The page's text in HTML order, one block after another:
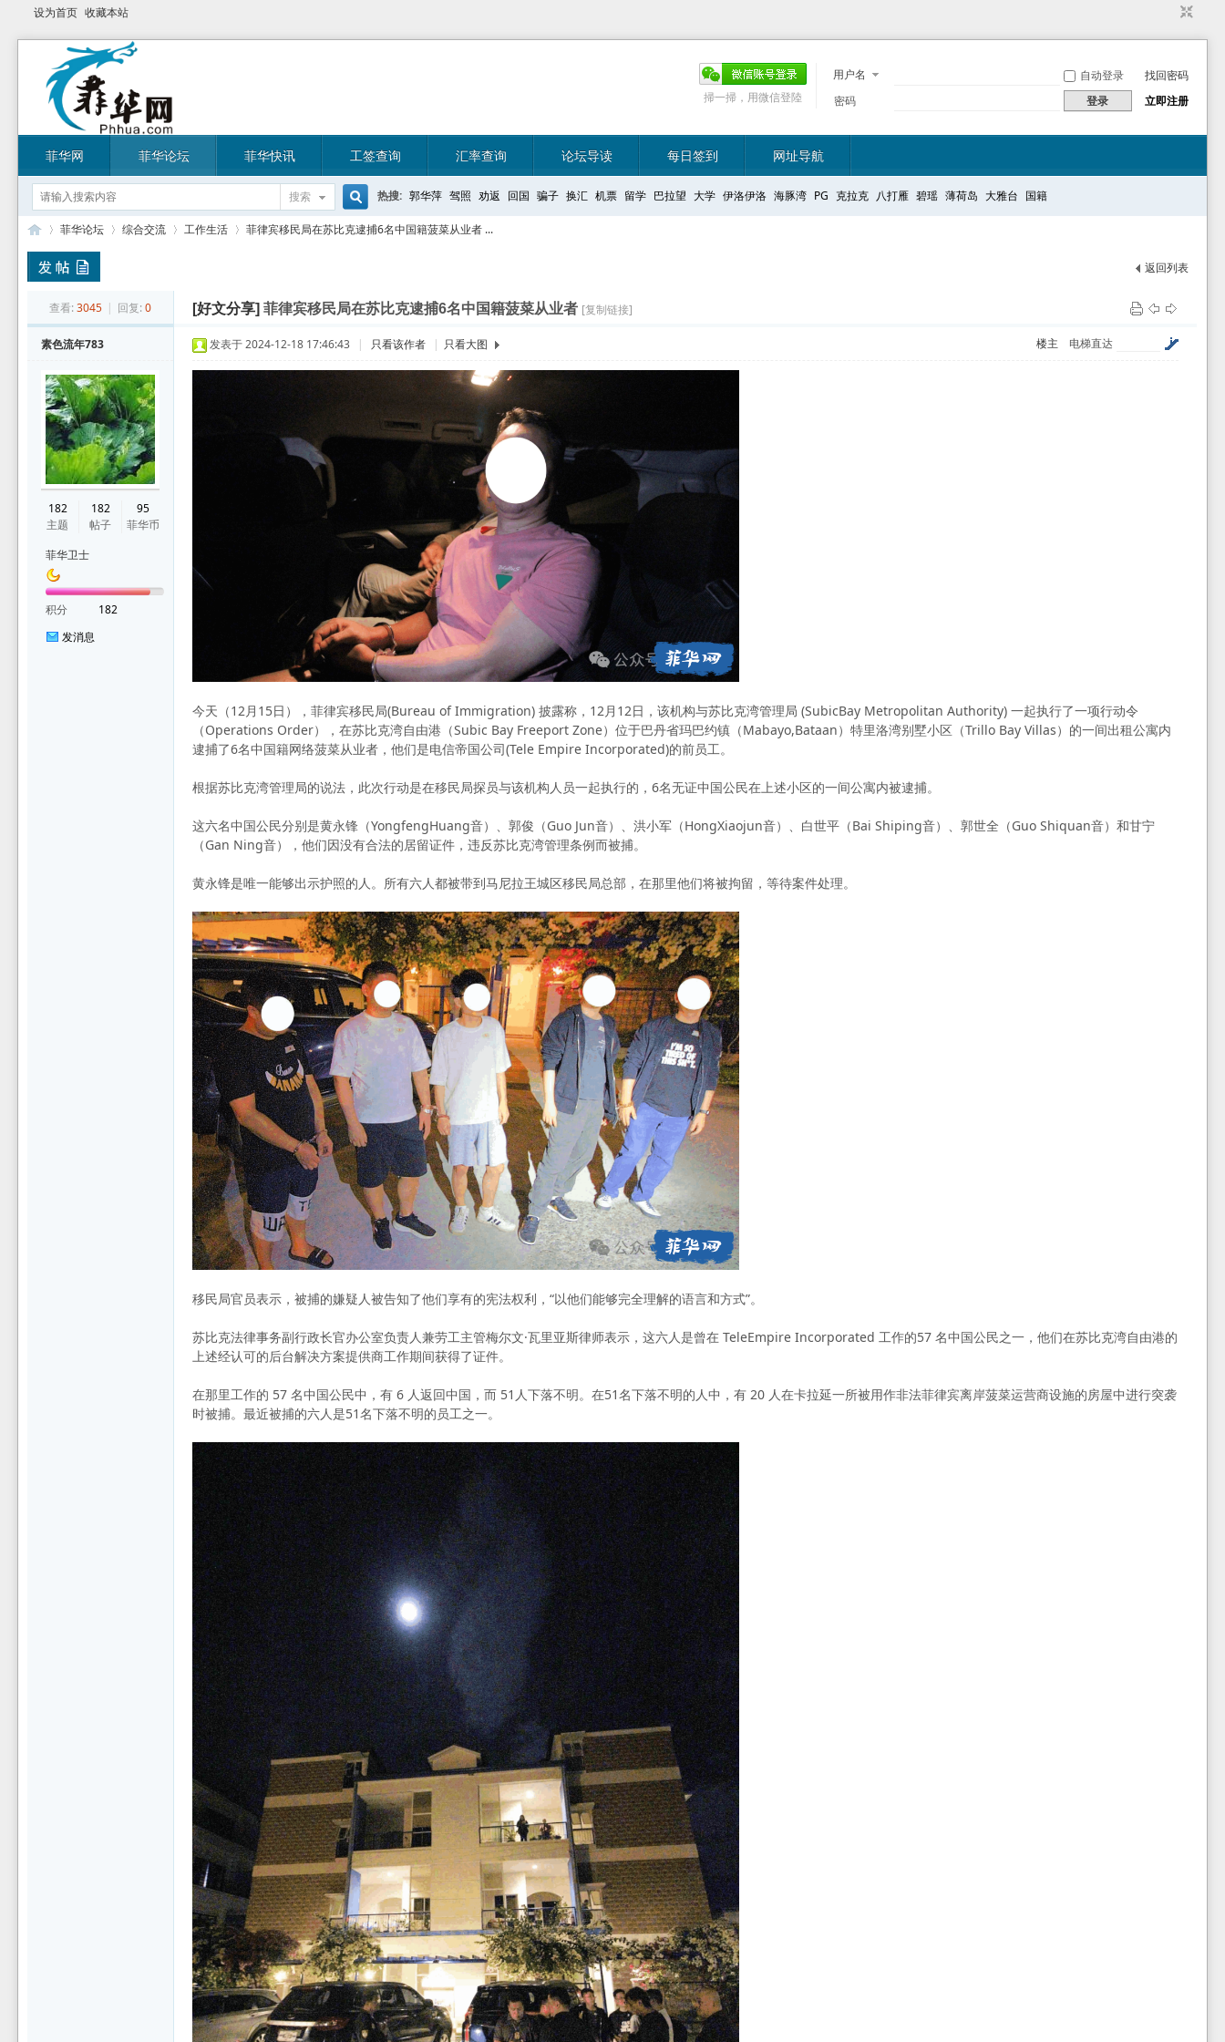
设为首页 收藏本站
用户名 自动登录
找回密码
密码
登录 立即注册
掃一掃，用微信登陸
菲华网 菲华论坛 菲华快讯 工签查询 汇率查询 论坛导读 每日签到 网址导航
搜索
搜
索
热搜: 郭华萍 驾照 劝返 回国 骗子 换汇 机票 留学 巴拉望 大学 伊洛伊洛 海豚湾 PG 克拉克 八打雁 碧瑶 薄荷岛 大雅台 国籍
菲华论坛 综合交流 工作生活
›
菲律宾移民局在苏比克逮捕6名中国籍菠菜从业者 ...
返回列表
查看: 3045 | 回复: 0 [好文分享] 菲律宾移民局在苏比克逮捕6名中国籍菠菜从业者 [复制链接]
素色流年783
182
主题
182
帖子
95
菲华币
菲华卫士
积分
182
发消息
电梯直达
楼主
发表于 2024-12-18 17:46:43 | 只看该作者 | 只看大图
今天（12月15日），菲律宾移民局(Bureau of Immigration) 披露称，12月12日，该机构与苏比克湾管理局 (SubicBay Metropolitan Authority) 一起执行了一项行动令
（Operations Order），在苏比克湾自由港（Subic Bay Freeport Zone）位于巴丹省玛巴约镇（Mabayo,Bataan）特里洛湾别墅小区（Trillo Bay Villas）的一间出租公寓内
逮捕了6名中国籍网络菠菜从业者，他们是电信帝国公司(Tele Empire Incorporated)的前员工。
根据苏比克湾管理局的说法，此次行动是在移民局探员与该机构人员一起执行的，6名无证中国公民在上述小区的一间公寓内被逮捕。
这六名中国公民分别是黄永锋（YongfengHuang音）、郭俊（Guo Jun音）、洪小军（HongXiaojun音）、白世平（Bai Shiping音）、郭世全（Guo Shiquan音）和甘宁
（Gan Ning音），他们因没有合法的居留证件，违反苏比克湾管理条例而被捕。
黄永锋是唯一能够出示护照的人。所有六人都被带到马尼拉王城区移民局总部，在那里他们将被拘留，等待案件处理。
移民局官员表示，被捕的嫌疑人被告知了他们享有的宪法权利，“以他们能够完全理解的语言和方式”。
苏比克法律事务副行政长官办公室负责人兼劳工主管梅尔文·瓦里亚斯律师表示，这六人是曾在 TeleEmpire Incorporated 工作的57 名中国公民之一，他们在苏比克湾自由港的
上述经认可的后台解决方案提供商工作期间获得了证件。
在那里工作的 57 名中国公民中，有 6 人返回中国，而 51人下落不明。在51名下落不明的人中，有 20 人在卡拉延一所被用作非法菲律宾离岸菠菜运营商设施的房屋中进行突袭
时被捕。最近被捕的六人是51名下落不明的员工之一。